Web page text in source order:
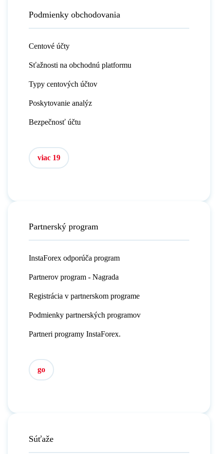
Podmienky obchodovania
Centové účty
Sťažnosti na obchodnú platformu
Typy centových účtov
Poskytovanie analýz
Bezpečnosť účtu
viac 19
Partnerský program
InstaForex odporúča program
Partnerov program - Nagrada
Registrácia v partnerskom programe
Podmienky partnerských programov
Partneri programy InstaForex.
go
Súťaže